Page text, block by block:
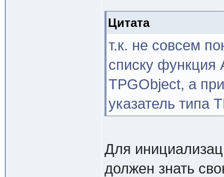
Цитата
т.к. не совсем
списку функция
TPGObject, а
указатель типа
Для
должен знать